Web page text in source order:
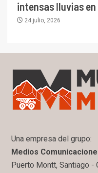
intensas lluvias
24 julio, 2026
Una empresa del grupo:
Medios
Puerto Montt, Santiago -